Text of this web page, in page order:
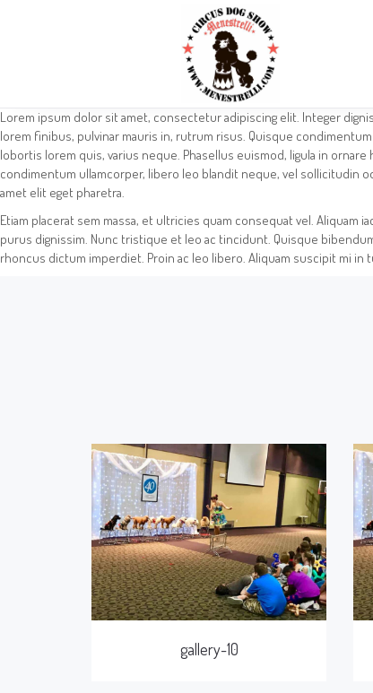
Lorem ipsum dolor sit amet, consectetur adipiscing elit. Integer
lorem finibus, pulvinar mauris in, rutrum risus. Quisque
lobortis lorem quis, varius neque. Phasellus euismod, ligula in
condimentum ullamcorper, libero leo blandit neque, vel sollicitudin
amet elit eget pharetra.
Etiam placerat sem massa, et ultricies quam consequat vel. Aliquam
purus dignissim. Nunc tristique et leo ac tincidunt. Quisque
rhoncus dictum imperdiet. Proin ac leo libero. Aliquam suscipit mi in
gallery-10